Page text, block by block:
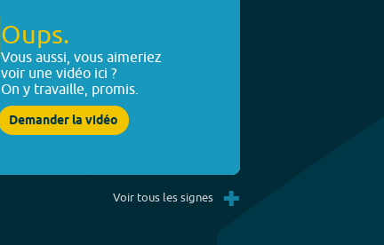
Oups.
Vous aussi, vous aimeriez
voir une vidéo ici ?
On y travaille, promis.
Demander la vidéo
Voir tous les signes +